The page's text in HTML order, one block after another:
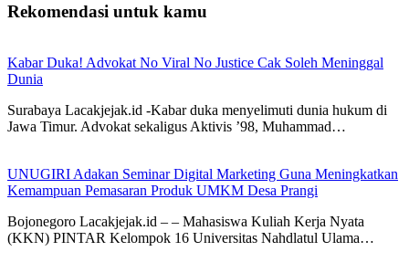
Rekomendasi untuk kamu
Kabar Duka! Advokat No Viral No Justice Cak Soleh Meninggal
Dunia
Surabaya Lacakjejak.id -Kabar duka menyelimuti dunia hukum di
Jawa Timur. Advokat sekaligus Aktivis ’98, Muhammad…
UNUGIRI Adakan Seminar Digital Marketing Guna Meningkatkan
Kemampuan Pemasaran Produk UMKM Desa Prangi
Bojonegoro Lacakjejak.id – – Mahasiswa Kuliah Kerja Nyata
(KKN) PINTAR Kelompok 16 Universitas Nahdlatul Ulama…